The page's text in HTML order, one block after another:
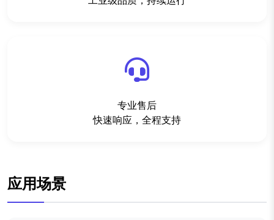
专业售后
快速响应，全程支持
应用场景